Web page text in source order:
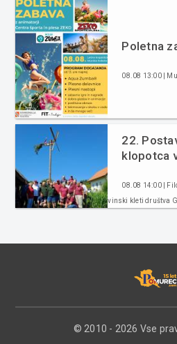
Poletna
08.08 13:00 |
22.
klopotca
08.08 14:00 |
vinski kleti društva
© 2010 - 2026 Vse